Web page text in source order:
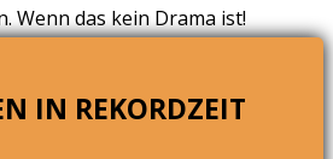
Wenn das kein Drama ist!
IN REKORDZEIT